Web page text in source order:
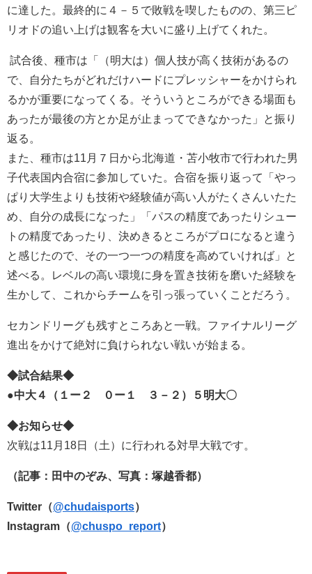
に達した。最終的に４－５で敗戦を喫したものの、第三ピ
リオドの追い上げは観客を大いに盛り上げてくれた。
試合後、種市は「（明大は）個人技が高く技術があるの
で、自分たちがどれだけハードにプレッシャーをかけられ
るかが重要になってくる。そういうところができる場面も
あったが最後の方とか足が止まってできなかった」と振り
返る。
また、種市は11月７日から北海道・苫小牧市で行われた男
子代表国内合宿に参加していた。合宿を振り返って「やっ
ぱり大学生よりも技術や経験値が高い人がたくさんいたた
め、自分の成長になった」「パスの精度であったりシュー
トの精度であったり、決めきるところがプロになると違う
と感じたので、その一つ一つの精度を高めていければ」と
述べる。レベルの高い環境に身を置き技術を磨いた経験を
生かして、これからチームを引っ張っていくことだろう。
セカンドリーグも残すところあと一戦。ファイナルリーグ
進出をかけて絶対に負けられない戦いが始まる。
◆試合結果◆
●中大４（１ー２ ０ー１ ３－２）５明大〇
◆お知らせ◆
次戦は11月18日（土）に行われる対早大戦です。
（記事：田中のぞみ、写真：塚越香都）
Twitter（@chudaisports）
Instagram（@chuspo_report）